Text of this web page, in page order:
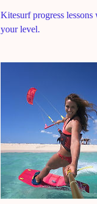
Kitesurf progress
your level.